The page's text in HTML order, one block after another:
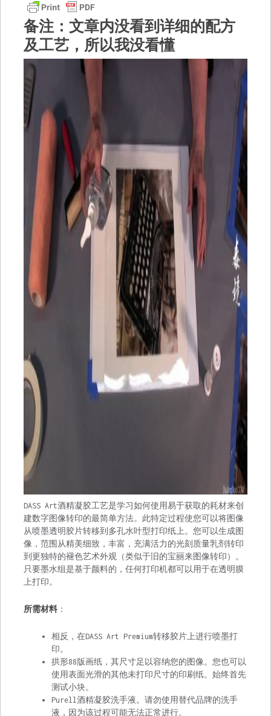
备注：文章内没看到详细的配方
及工艺，所以我没看懂
DASS Art酒精凝胶工艺是学习如何使用易于获取的耗材来创
建数字图像转印的最简单方法。此特定过程使您可以将图像
从喷墨透明胶片转移到多孔水叶型打印纸上。您可以生成图
像，范围从精美细致，丰富，充满活力的光刻质量乳剂转印
到更独特的褪色艺术外观（类似于旧的宝丽来图像转印）。
只要墨水组是基于颜料的，任何打印机都可以用于在透明膜
上打印。
所需材料：
相反，在DASS Art Premium转移胶片上进行喷墨打
印。
拱形88版画纸，其尺寸足以容纳您的图像。您也可以
使用表面光滑的其他未打印尺寸的印刷纸。始终首先
测试小块。
Purell酒精凝胶洗手液。请勿使用替代品牌的洗手
液，因为该过程可能无法正常进行。